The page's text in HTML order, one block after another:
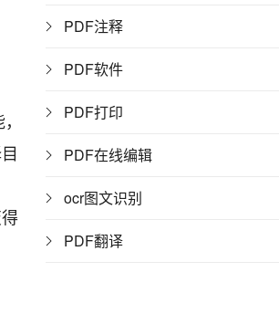
PDF注释
PDF软件
PDF打印
PDF在线编辑
ocr图文识别
PDF翻译